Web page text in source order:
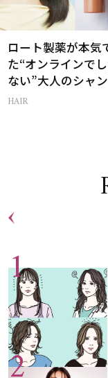
ロート製薬が本気
た“オンラインで
ない”大人のシャ
トリートメントっ
HAIR